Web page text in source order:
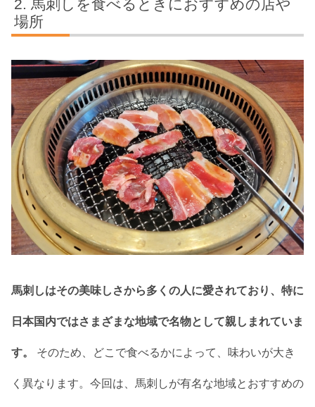
馬刺しを食べるときにおすすめの店や
場所
馬刺しはその美味しさから多くの人に愛されており、特に
日本国内ではさまざまな地域で名物として親しまれていま
す。 そのため、どこで食べるかによって、味わいが大き
く異なります。今回は、馬刺しが有名な地域とおすすめの